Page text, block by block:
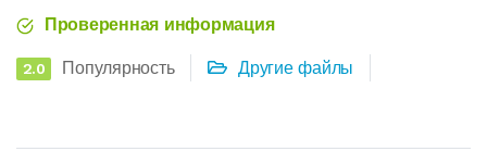
Проверенная информация
2.0 Популярность Другие файлы